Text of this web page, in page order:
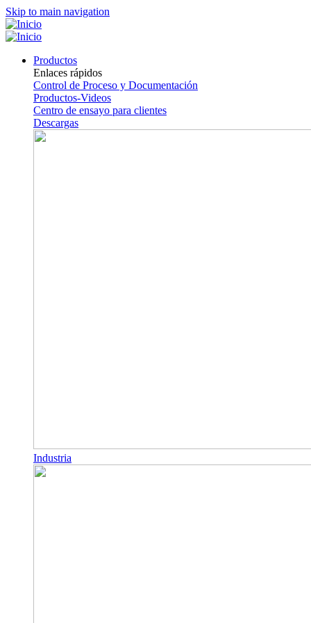
Skip to main navigation
Productos
Enlaces rápidos
Control de Proceso y Documentación
Productos-Videos
Centro de ensayo para clientes
Descargas
Industria